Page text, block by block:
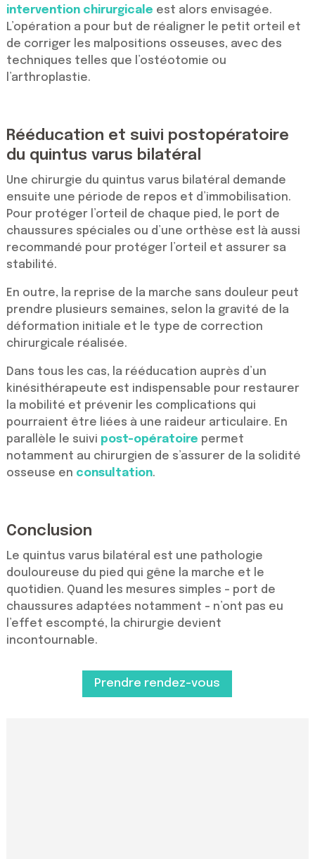
intervention chirurgicale est alors envisagée.
L’opération a pour but de réaligner le petit orteil et
de corriger les malpositions osseuses, avec des
techniques telles que l’ostéotomie ou
l’arthroplastie.
Rééducation et suivi postopératoire
du quintus varus bilatéral
Une chirurgie du quintus varus bilatéral demande
ensuite une période de repos et d’immobilisation.
Pour protéger l’orteil de chaque pied, le port de
chaussures spéciales ou d’une orthèse est là aussi
recommandé pour protéger l’orteil et assurer sa
stabilité.
En outre, la reprise de la marche sans douleur peut
prendre plusieurs semaines, selon la gravité de la
déformation initiale et le type de correction
chirurgicale réalisée.
Dans tous les cas, la rééducation auprès d’un
kinésithérapeute est indispensable pour restaurer
la mobilité et prévenir les complications qui
pourraient être liées à une raideur articulaire. En
parallèle le suivi post-opératoire permet
notamment au chirurgien de s’assurer de la solidité
osseuse en consultation.
Conclusion
Le quintus varus bilatéral est une pathologie
douloureuse du pied qui gêne la marche et le
quotidien. Quand les mesures simples – port de
chaussures adaptées notamment – n’ont pas eu
l’effet escompté, la chirurgie devient
incontournable.
Prendre rendez-vous